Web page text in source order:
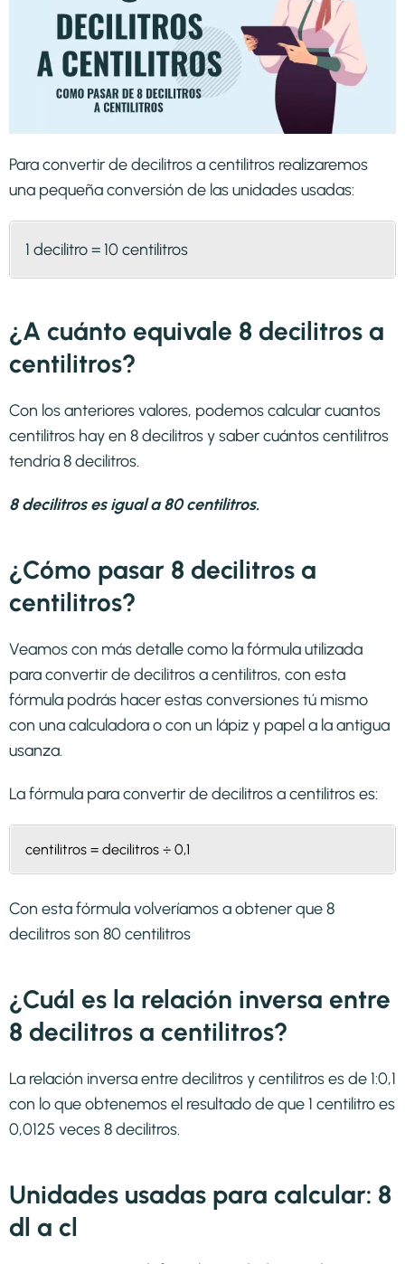
Para convertir de decilitros a centilitros realizaremos
una pequeña conversión de las unidades usadas:
1 decilitro = 10 centilitros
¿A cuánto equivale 8 decilitros a
centilitros?
Con los anteriores valores, podemos calcular cuantos
centilitros hay en 8 decilitros y saber cuántos centilitros
tendría 8 decilitros.
8 decilitros es igual a 80 centilitros.
¿Cómo pasar 8 decilitros a
centilitros?
Veamos con más detalle como la fórmula utilizada
para convertir de decilitros a centilitros, con esta
fórmula podrás hacer estas conversiones tú mismo
con una calculadora o con un lápiz y papel a la antigua
usanza.
La fórmula para convertir dedecilitros a centilitroses:
centilitros = decilitros ÷ 0,1
Con esta fórmula volveríamos a obtener que 8
decilitros son 80 centilitros
¿Cuál es la relación inversa entre
8 decilitros a centilitros?
La relación inversa entre decilitros y centilitros es de 1:0,1
con lo que obtenemos el resultado de que 1 centilitro es
0,0125 veces 8 decilitros.
Unidades usadas para calcular: 8
dl a cl